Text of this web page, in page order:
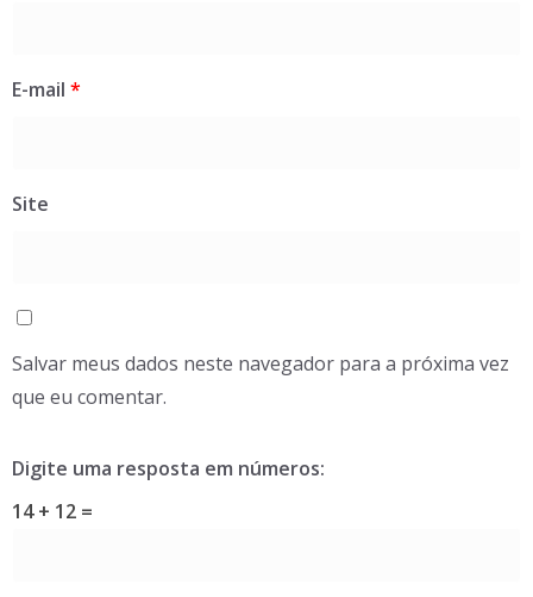
E-mail *
Site
Salvar meus dados neste navegador para a próxima vez
que eu comentar.
Digite uma resposta em números:
14 + 12 =